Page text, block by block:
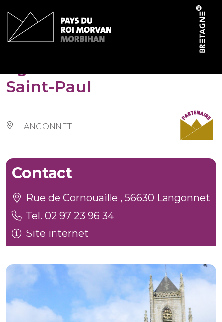
Saint-Paul
LANGONNET
Contact
Rue de Cornouaille , 56630 Langonnet
Tel. 02 97 23 96 34
Site internet